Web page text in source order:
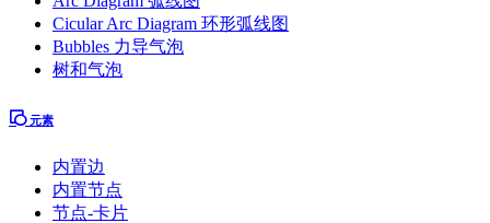
Cicular Arc Diagram 环形弧线图
Bubbles 力导气泡
树和气泡
元素
内置边
内置节点
节点-卡片